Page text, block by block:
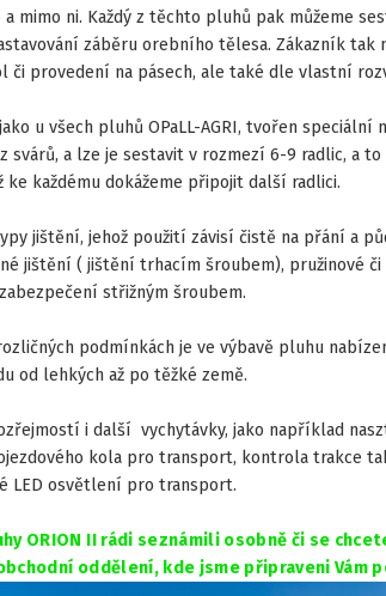
mimo ni. Každý z těchto pluhů pak můžeme
záběru orebního tělesa. Zákazník tak
či provedení na pásech, ale také dle vlastní
u všech pluhů OPaLL-AGRI, tvořen
svárů, a lze je sestavit v rozmezí 6-9 radlic, a to
ke každému dokážeme připojit další radlici.
jištění, jehož použití závisí čistě na přání a
jištění ( jištění trhacím šroubem), pružinové či
střižným šroubem.
podmínkách je ve výbavě pluhu
od lehkých až po těžké země.
i další vychytávky, jako například
kola pro transport, kontrola trakce
LED osvětlení pro transport.
ORION II rádi seznámili osobně či se
oddělení, kde jsme připraveni Vám